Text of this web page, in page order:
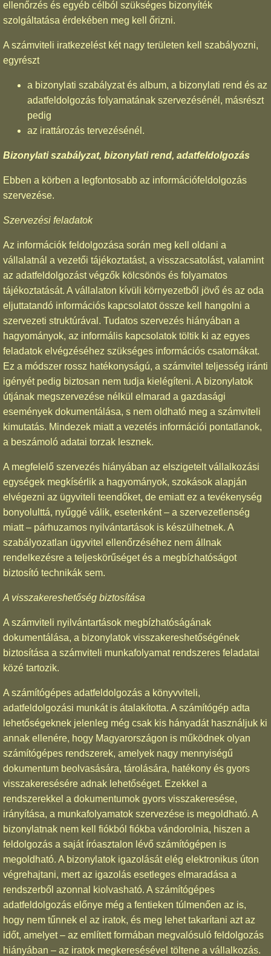
ellenőrzés és egyéb célból szükséges bizonyíték
szolgáltatása érdekében meg kell őrizni.
A számviteli iratkezelést két nagy területen kell szabályozni,
egyrészt
a bizonylati szabályzat és album, a bizonylati rend és az
adatfeldolgozás folyamatának szervezésénél, másrészt
pedig
az irattározás tervezésénél.
Bizonylati szabályzat, bizonylati rend, adatfeldolgozás
Ebben a körben a legfontosabb az információfeldolgozás
szervezése.
Szervezési feladatok
Az információk feldolgozása során meg kell oldani a
vállalatnál a vezetői tájékoztatást, a visszacsatolást, valamint
az adatfeldolgozást végzők kölcsönös és folyamatos
tájékoztatását. A vállalaton kívüli környezetből jövő és az oda
eljuttatandó információs kapcsolatot össze kell hangolni a
szervezeti struktúrával. Tudatos szervezés hiányában a
hagyományok, az informális kapcsolatok töltik ki az egyes
feladatok elvégzéséhez szükséges információs csatornákat.
Ez a módszer rossz hatékonyságú, a számvitel teljesség iránti
igényét pedig biztosan nem tudja kielégíteni. A bizonylatok
útjának megszervezése nélkül elmarad a gazdasági
események dokumentálása, s nem oldható meg a számviteli
kimutatás. Mindezek miatt a vezetés információi pontatlanok,
a beszámoló adatai torzak lesznek.
A megfelelő szervezés hiányában az elszigetelt vállalkozási
egységek megkísérlik a hagyományok, szokások alapján
elvégezni az ügyviteli teendőket, de emiatt ez a tevékenység
bonyolulttá, nyűggé válik, esetenként – a szervezetlenség
miatt – párhuzamos nyilvántartások is készülhetnek. A
szabályozatlan ügyvitel ellenőrzéséhez nem állnak
rendelkezésre a teljeskörűséget és a megbízhatóságot
biztosító technikák sem.
A visszakereshetőség biztosítása
A számviteli nyilvántartások megbízhatóságának
dokumentálása, a bizonylatok visszakereshetőségének
biztosítása a számviteli munkafolyamat rendszeres feladatai
közé tartozik.
A számítógépes adatfeldolgozás a könyvviteli,
adatfeldolgozási munkát is átalakította. A számítógép adta
lehetőségeknek jelenleg még csak kis hányadát használjuk ki
annak ellenére, hogy Magyarországon is működnek olyan
számítógépes rendszerek, amelyek nagy mennyiségű
dokumentum beolvasására, tárolására, hatékony és gyors
visszakeresésére adnak lehetőséget. Ezekkel a
rendszerekkel a dokumentumok gyors visszakeresése,
irányítása, a munkafolyamatok szervezése is megoldható. A
bizonylatnak nem kell fiókból fiókba vándorolnia, hiszen a
feldolgozás a saját íróasztalon lévő számítógépen is
megoldható. A bizonylatok igazolását elég elektronikus úton
végrehajtani, mert az igazolás esetleges elmaradása a
rendszerből azonnal kiolvasható. A számítógépes
adatfeldolgozás előnye még a fentieken túlmenően az is,
hogy nem tűnnek el az iratok, és meg lehet takarítani azt az
időt, amelyet – az említett formában megvalósuló feldolgozás
hiányában – az iratok megkeresésével töltene a vállalkozás.